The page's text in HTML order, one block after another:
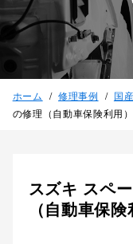
ホーム 修理事例 国
の修理（自動車保険利用）
スズキ スペ
（自動車保険